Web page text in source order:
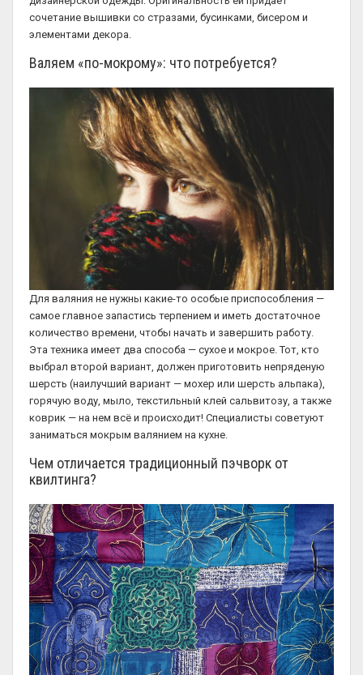
сочетание вышивки со стразами, бусинками, бисером и
элементами декора.
Валяем «по-мокрому»: что потребуется?
Для валяния не нужны какие-то особые приспособления —
самое главное запастись терпением и иметь достаточное
количество времени, чтобы начать и завершить работу.
Эта техника имеет два способа — сухое и мокрое. Тот, кто
выбрал второй вариант, должен приготовить непряденую
шерсть (наилучший вариант — мохер или шерсть альпака),
горячую воду, мыло, текстильный клей сальвитозу, а также
коврик — на нем всё и происходит! Специалисты советуют
заниматься мокрым валянием на кухне.
Чем отличается традиционный пэчворк от
квилтинга?